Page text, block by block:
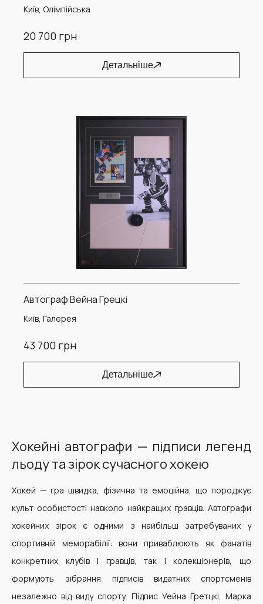
Київ, Олімпійська
20 700 грн
Детальніше
Автограф Вейна Грецкі
Київ, Галерея
43 700 грн
Детальніше
Хокейні автографи — підписи легенд
льоду та зірок сучасного хокею
Хокей — гра швидка, фізична та емоційна, що породжує
культ особистості навколо найкращих гравців. Автографи
хокейних зірок є одними з найбільш затребуваних у
спортивній меморабілії: вони приваблюють як фанатів
конкретних клубів і гравців, так і колекціонерів, що
формують зібрання підписів видатних спортсменів
незалежно від виду спорту. Підпис Уейна Гретцкі, Марка